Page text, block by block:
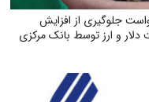
جلوگیری از افزایش
دلار و ارز توسط بانک مرکزی